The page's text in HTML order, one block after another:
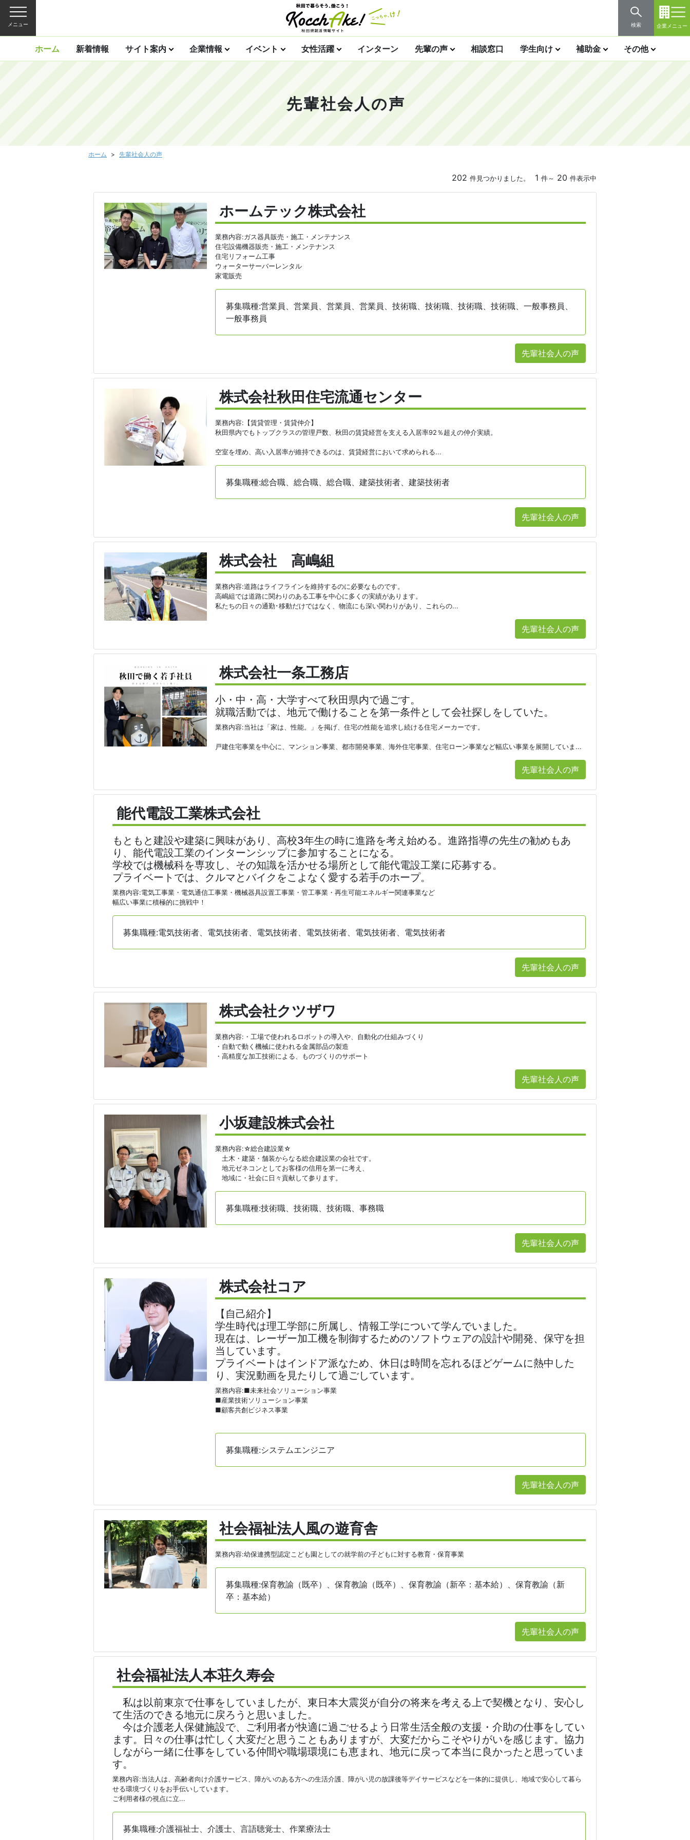
メニュー 検索 企業メニュー
ホーム 新着情報 サイト案内 企業情報 イベント 女性活躍 インターン 先輩の声 相談窓口 学生向け 補助金 その他
先輩社会人の声
ホーム 先輩社会人の声
202 件見つかりました。 1 件～ 20 件表示中
ホームテック株式会社
業務内容:ガス器具販売・施工・メンテナンス
住宅設備機器販売・施工・メンテナンス
住宅リフォーム工事
ウォーターサーバーレンタル
家電販売
募集職種:営業員、営業員、営業員、営業員、技術職、技術職、技術職、技術職、一般事務員、
一般事務員
先輩社会人の声
株式会社秋田住宅流通センター
業務内容:【賃貸管理・賃貸仲介】
秋田県内でもトップクラスの管理戸数、秋田の賃貸経営を支える入居率92％超えの仲介実績。
空室を埋め、高い入居率が維持できるのは、賃貸経営において求められる...
募集職種:総合職、総合職、総合職、建築技術者、建築技術者
先輩社会人の声
株式会社 高嶋組
業務内容:道路はライフラインを維持するのに必要なものです。
高嶋組では道路に関わりのある工事を中心に多くの実績があります。
私たちの日々の通勤･移動だけではなく、物流にも深い関わりがあり、これらの...
先輩社会人の声
株式会社一条工務店
小・中・高・大学すべて秋田県内で過ごす。
就職活動では、地元で働けることを第一条件として会社探しをしていた。
業務内容:当社は「家は、性能。」を掲げ、住宅の性能を追求し続ける住宅メーカーです。
戸建住宅事業を中心に、マンション事業、都市開発事業、海外住宅事業、住宅ローン事業など幅広い事業を展開していま...
先輩社会人の声
能代電設工業株式会社
もともと建設や建築に興味があり、高校3年生の時に進路を考え始める。進路指導の先生の勧めもあ
り、能代電設工業のインターンシップに参加することになる。
学校では機械科を専攻し、その知識を活かせる場所として能代電設工業に応募する。
プライベートでは、クルマとバイクをこよなく愛する若手のホープ。
業務内容:電気工事業・電気通信工事業・機械器具設置工事業・管工事業・再生可能エネルギー関連事業など
幅広い事業に積極的に挑戦中！
募集職種:電気技術者、電気技術者、電気技術者、電気技術者、電気技術者、電気技術者
先輩社会人の声
株式会社クツザワ
業務内容:・工場で使われるロボットの導入や、自動化の仕組みづくり
・自動で動く機械に使われる金属部品の製造
・高精度な加工技術による、ものづくりのサポート
先輩社会人の声
小坂建設株式会社
業務内容:☆総合建設業☆
土木・建築・舗装からなる総合建設業の会社です。
地元ゼネコンとしてお客様の信用を第一に考え、
地域に・社会に日々貢献して参ります。
募集職種:技術職、技術職、技術職、事務職
先輩社会人の声
株式会社コア
【自己紹介】
学生時代は理工学部に所属し、情報工学について学んでいました。
現在は、レーザー加工機を制御するためのソフトウェアの設計や開発、保守を担
当しています。
プライベートはインドア派なため、休日は時間を忘れるほどゲームに熱中した
り、実況動画を見たりして過ごしています。
業務内容:■未来社会ソリューション事業
■産業技術ソリューション事業
■顧客共創ビジネス事業
募集職種:システムエンジニア
先輩社会人の声
社会福祉法人風の遊育舎
業務内容:幼保連携型認定こども園としての就学前の子どもに対する教育・保育事業
募集職種:保育教諭（既卒）、保育教諭（既卒）、保育教諭（新卒：基本給）、保育教諭（新
卒：基本給）
先輩社会人の声
社会福祉法人本荘久寿会
私は以前東京で仕事をしていましたが、東日本大震災が自分の将来を考える上で契機となり、安心し
て生活のできる地元に戻ろうと思いました。
今は介護老人保健施設で、ご利用者が快適に過ごせるよう日常生活全般の支援・介助の仕事をしてい
ます。日々の仕事は忙しく大変だと思うこともありますが、大変だからこそやりがいを感じます。協力
しながら一緒に仕事をしている仲間や職場環境にも恵まれ、地元に戻って本当に良かったと思っていま
す。
業務内容:当法人は、高齢者向け介護サービス、障がいのある方への生活介護、障がい児の放課後等デイサービスなどを一体的に提供し、地域で安心して暮ら
せる環境づくりをお手伝いしています。
ご利用者様の視点に立...
募集職種:介護福祉士、介護士、言語聴覚士、作業療法士